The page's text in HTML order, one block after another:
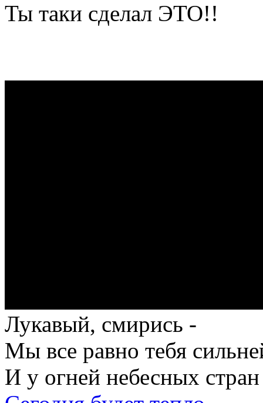
Ты таки сделал ЭТО!!
Лукавый, смирись -
Мы все равно тебя
И у огней небесных стран